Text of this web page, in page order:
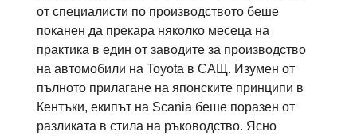
от специалисти по производството беше
поканен да прекара няколко месеца на
практика в един от заводите за производство
на автомобили на Toyota в САЩ. Изумен от
пълното прилагане на японските принципи в
Кентъки, екипът на Scania беше поразен от
разликата в стила на ръководство. Ясно